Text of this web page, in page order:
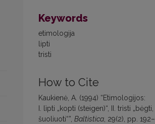
Keywords
etimologija
lipti
tristi
How to Cite
Kaukienė, A. (1994) “Etimologijos:
I. lìpti „kopti (steigen)“, II. trìsti „bėgti,
šuoliuoti“”, Baltistica, 29(2), pp. 192–